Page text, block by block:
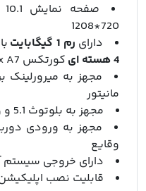
720*1208
دارای رم 1 گیگابایت
4 هسته ای
کورتکس Cortex A7
مجهز به میرورلینک
مانیتور
مجهز به بلوتوث 5.1 و وای فای
مجهز به ورودی
وقایع
دارای خروجی سیستم
قابلیت نصب